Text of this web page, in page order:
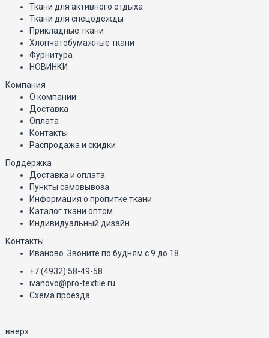
Ткани для активного отдыха
Ткани для спецодежды
Прикладные ткани
Хлопчатобумажные ткани
Фурнитура
НОВИНКИ
Компания
О компании
Доставка
Оплата
Контакты
Распродажа и скидки
Поддержка
Доставка и оплата
Пункты самовывоза
Информация о пропитке ткани
Каталог ткани оптом
Индивидуальный дизайн
Контакты
Иваново. Звоните по будням с 9 до 18
+7 (4932) 58-49-58
ivanovo@pro-textile.ru
Схема проезда
вверх